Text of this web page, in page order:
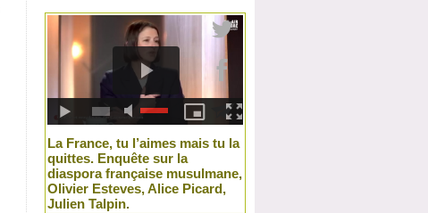
La France, tu l’aimes mais tu la
quittes. Enquête sur la
diaspora française musulmane,
Olivier Esteves, Alice Picard,
Julien Talpin.